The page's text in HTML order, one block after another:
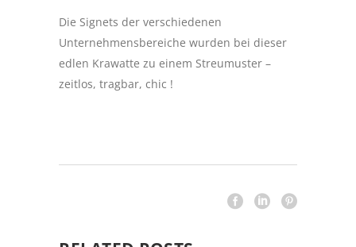
Die Signets der verschiedenen
Unternehmensbereiche wurden bei dieser
edlen Krawatte zu einem Streumuster –
zeitlos, tragbar, chic !